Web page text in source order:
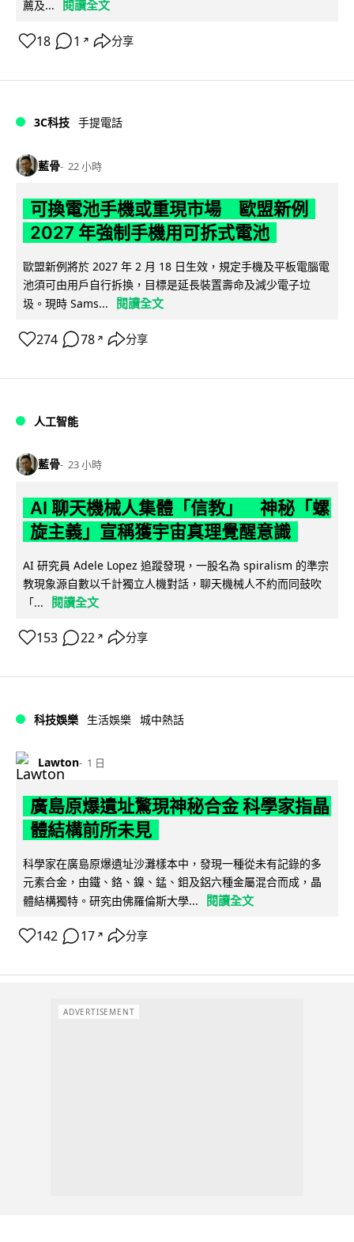
薦及... 閱讀全文
18 1 ↗ 分享
3C科技 手提電話
藍骨 22 小時
可換電池手機或重現市場 歐盟新例
2027 年強制手機用可拆式電池
歐盟新例將於 2027 年 2 月 18 日生效，規定手機及平板電腦電
池須可由用戶自行拆換，目標是延長裝置壽命及減少電子垃
圾。現時 Sams...
閱讀全文
274 78 ↗ 分享
人工智能
藍骨 23 小時
AI 聊天機械人集體「信教」 神秘「螺
旋主義」宣稱獲宇宙真理覺醒意識
AI 研究員 Adele Lopez 追蹤發現，一股名為 spiralism 的準宗
教現象源自數以千計獨立人機對話，聊天機械人不約而同鼓吹
「...
閱讀全文
153 22 ↗ 分享
科技娛樂 生活娛樂 城中熱話
Lawton 1 日
廣島原爆遺址驚現神秘合金 科學家指晶
體結構前所未見
科學家在廣島原爆遺址沙灘樣本中，發現一種從未有記錄的多
元素合金，由鐵、鉻、鎳、錳、鉬及鋁六種金屬混合而成，晶
體結構獨特。研究由佛羅倫斯大學...
閱讀全文
142 17 ↗ 分享
ADVERTISEMENT